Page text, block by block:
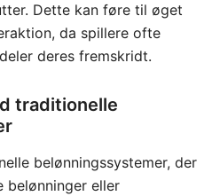
Dette kan føre til øget
da spillere ofte
deres fremskridt.
traditionelle
belønningssystemer, der
eller